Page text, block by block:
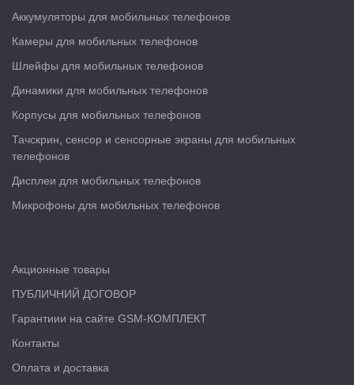
Аккумуляторы для мобильных телефонов
Камеры для мобильных телефонов
Шлейфы для мобильных телефонов
Динамики для мобильных телефонов
Корпусы для мобильных телефонов
Тачскрин, сенсор и сенсорные экраны для мобильных
телефонов
Дисплеи для мобильных телефонов
Микрофоны для мобильных телефонов
Акционные товары
ПУБЛИЧНИЙ ДОГОВОР
Гарантиии на сайте GSM-КОМПЛЕКТ
Контакты
Оплата и доставка